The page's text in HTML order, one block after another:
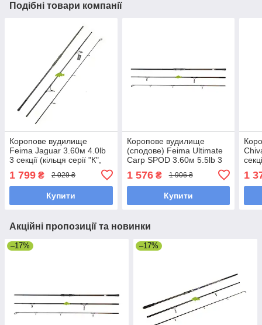
Подібні товари компанії
Коропове вудилище
Feima Jaguar 3.60м 4.0lb
3 секції (кільця серії "К",
50мм кільце) (8273-360)
1 799 ₴ 2 029 ₴
Купити
Коропове вудилище
(сподове) Feima Ultimate
Carp SPOD 3.60м 5.5lb 3
секції (50мм кільце) (8260)
1 576₴ 1 906 ₴
Купити
1
Акційні пропозиції та новинки
–17% –17%